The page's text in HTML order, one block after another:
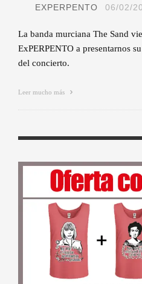
EXPERPENTO 06/02/
La banda murciana The Sand
ExPERPENTO a presentarnos
del concierto.
Leer mucho más